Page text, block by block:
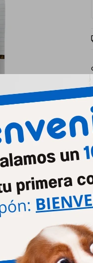
Productos que te